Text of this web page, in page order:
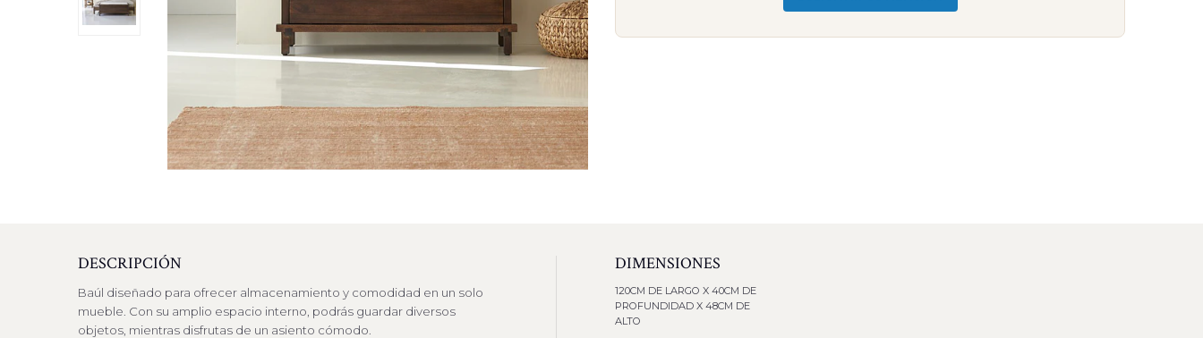
DESCRIPCIÓN
Baúl diseñado para ofrecer almacenamiento y comodidad en un solo
mueble. Con su amplio espacio interno, podrás guardar diversos
objetos, mientras disfrutas de un asiento cómodo.
DIMENSIONES
120CM DE LARGO X 40CM DE
PROFUNDIDAD X 48CM DE
ALTO